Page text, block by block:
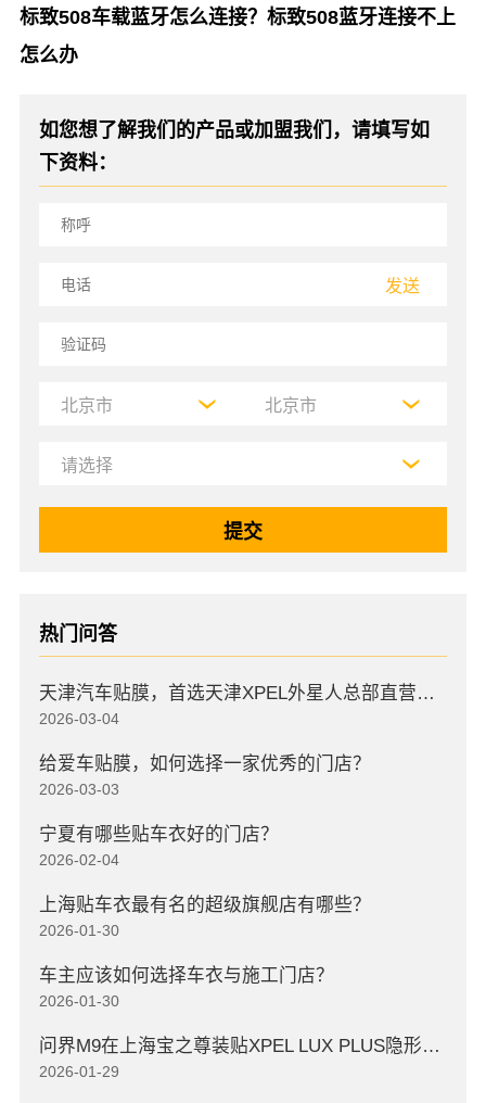
标致508车载蓝牙怎么连接？标致508蓝牙连接不上
怎么办
如您想了解我们的产品或加盟我们，请填写如
下资料：
发送
热门问答
天津汽车贴膜，首选天津XPEL外星人总部直营店，高口碑店
2026-03-04
给爱车贴膜，如何选择一家优秀的门店？
2026-03-03
宁夏有哪些贴车衣好的门店？
2026-02-04
上海贴车衣最有名的超级旗舰店有哪些？
2026-01-30
车主应该如何选择车衣与施工门店？
2026-01-30
问界M9在上海宝之尊装贴XPEL LUX PLUS隐形车衣
2026-01-29